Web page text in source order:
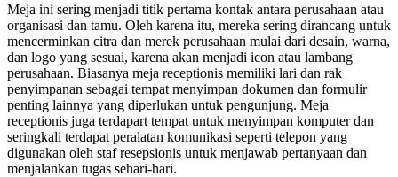
Meja ini sering menjadi titik pertama kontak antara perusahaan atau
organisasi dan tamu. Oleh karena itu, mereka sering dirancang untuk
mencerminkan citra dan merek perusahaan mulai dari desain, warna,
dan logo yang sesuai, karena akan menjadi icon atau lambang
perusahaan. Biasanya meja receptionis memiliki lari dan rak
penyimpanan sebagai tempat menyimpan dokumen dan formulir
penting lainnya yang diperlukan untuk pengunjung. Meja
receptionis juga terdapart tempat untuk menyimpan komputer dan
seringkali terdapat peralatan komunikasi seperti telepon yang
digunakan oleh staf resepsionis untuk menjawab pertanyaan dan
menjalankan tugas sehari-hari.